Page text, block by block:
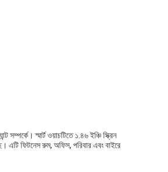
স্মার্ট ওয়াচটিতে ১.৪৬ ইঞ্চি স্ক্রিন
এটি ফিটনেস রুম, অফিস, পরিবার এবং বাইরে